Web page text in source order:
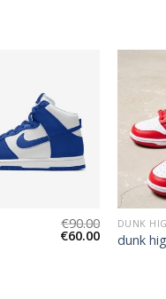
€90.00
€60.00
DUNK
dunk